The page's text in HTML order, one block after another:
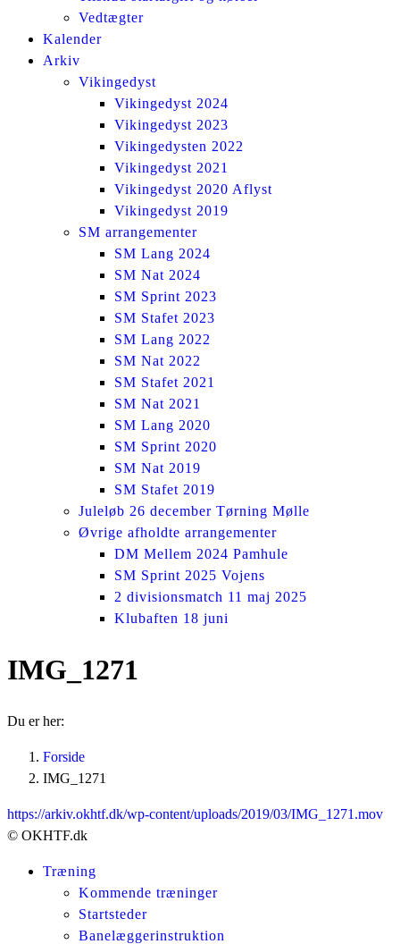
Vedtægter
Kalender
Arkiv
Vikingedyst
Vikingedyst 2024
Vikingedyst 2023
Vikingedysten 2022
Vikingedyst 2021
Vikingedyst 2020 Aflyst
Vikingedyst 2019
SM arrangementer
SM Lang 2024
SM Nat 2024
SM Sprint 2023
SM Stafet 2023
SM Lang 2022
SM Nat 2022
SM Stafet 2021
SM Nat 2021
SM Lang 2020
SM Sprint 2020
SM Nat 2019
SM Stafet 2019
Juleløb 26 december Tørning Mølle
Øvrige afholdte arrangementer
DM Mellem 2024 Pamhule
SM Sprint 2025 Vojens
2 divisionsmatch 11 maj 2025
Klubaften 18 juni
IMG_1271
Du er her:
Forside
IMG_1271
https://arkiv.okhtf.dk/wp-content/uploads/2019/03/IMG_1271.mov
© OKHTF.dk
Træning
Kommende træninger
Startsteder
Banelæggerinstruktion